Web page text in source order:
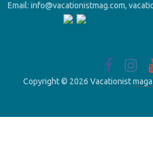
Email: info@vacationistmag.com,
Copyright © 2026 Vacationist